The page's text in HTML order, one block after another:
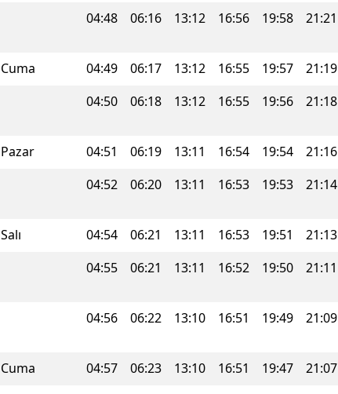
Isparta
Kars
Kastamonu
Kırşehir
Kocaeli
Kütahya
04:48 06:16 13:12 16:56 19:58 21:21
04:49 06:17 13:12 16:55 19:57
21:19
04:50 06:18 13:12 16:55 19:56 21:18
04:51 06:19 13:11 16:54 19:54
21:16
04:52 06:20 13:11 16:53 19:53 21:14
04:54 06:21 13:11 16:53 19:51
21:13
04:55 06:21 13:11 16:52 19:50 21:11
04:56 06:22 13:10 16:51 19:49 21:09
04:57 06:23 13:10 16:51 19:47 21:07